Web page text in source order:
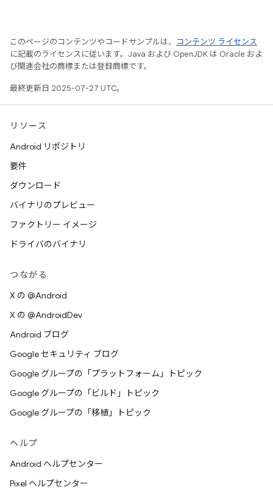
このページのコンテンツやコードサンプルは、
コンテンツ ライセンス
に記載のライセンスに従います。Java および OpenJDK は Oracle およ
び関連会社の商標または登録商標です。
最終更新日 2025-07-27 UTC。
リソース
Android リポジトリ
要件
ダウンロード
バイナリのプレビュー
ファクトリー イメージ
ドライバのバイナリ
つながる
X の @Android
X の @AndroidDev
Android ブログ
Google セキュリティ ブログ
Google グループの「プラットフォーム」トピック
Google グループの「ビルド」トピック
Google グループの「移植」トピック
ヘルプ
Android ヘルプセンター
Pixel ヘルプセンター